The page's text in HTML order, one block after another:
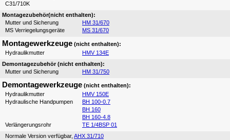
C31/710K
Montagezubehör(nicht enthalten):
Mutter und Sicherung
HM 31/670
MS Verriegelungsgeräte
MS 31/670
Montagewerkzeuge (nicht enthalten):
Hydraulikmutter
HMV 134E
Demontagezubehör (nicht enthalten):
Mutter und Sicherung
HM 31/750
Demontagewerkzeuge (nicht enthalten):
Hydraulikmutter
HMV 150E
Hydraulische Handpumpen
BH 100-0.7
BH 160
BH 160-4.8
Verlängerungsrohr
TE 1/4BSP 01
Normale Version verfügbar, AHX 31/710